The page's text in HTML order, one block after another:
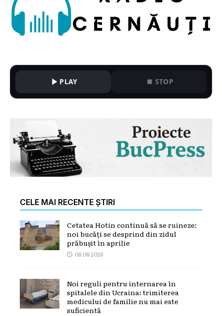
PLAY STOP
CELE MAI RECENTE ȘTIRI
Cetatea Hotin continuă să se ruineze:
noi bucăți se desprind din zidul
prăbușit în aprilie
08.08.2026
Noi reguli pentru internarea în
spitalele din Ucraina: trimiterea
medicului de familie nu mai este
suficientă